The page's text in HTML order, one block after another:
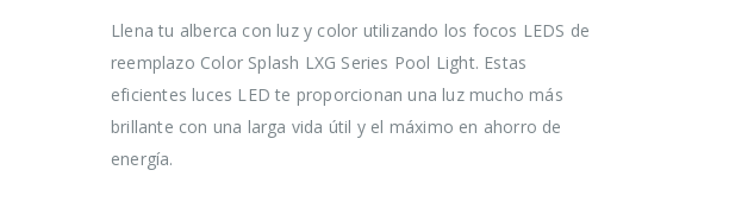
Llena tu alberca con luz y color utilizando los focos LEDS de
reemplazo Color Splash LXG Series Pool Light. Estas
eficientes luces LED te proporcionan una luz mucho más
brillante con una larga vida útil y el máximo en ahorro de
energía.